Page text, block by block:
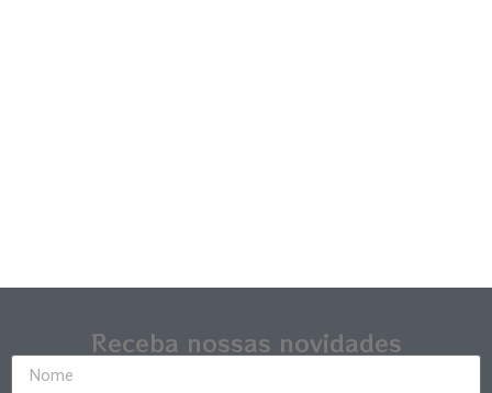
Receba nossas novidades